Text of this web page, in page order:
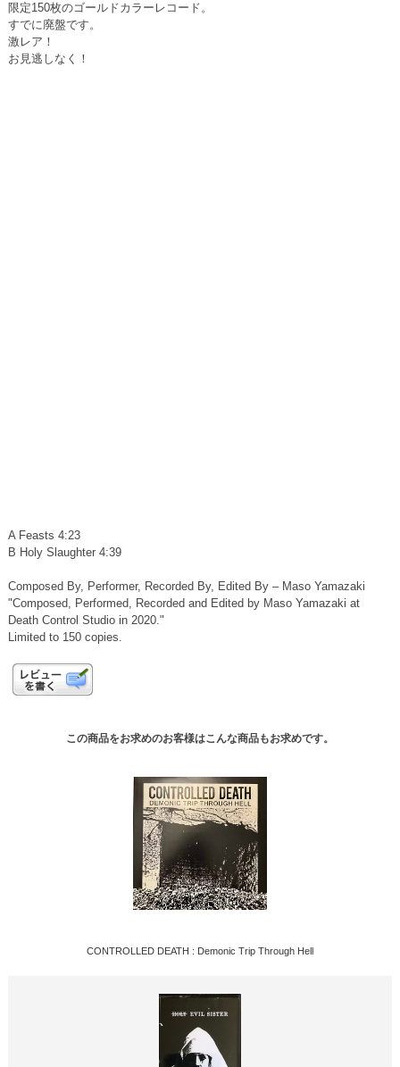
限定150枚のゴールドカラーレコード。
すでに廃盤です。
激レア！
お見逃しなく！
A Feasts 4:23
B Holy Slaughter 4:39
Composed By, Performer, Recorded By, Edited By – Maso Yamazaki
"Composed, Performed, Recorded and Edited by Maso Yamazaki at
Death Control Studio in 2020."
Limited to 150 copies.
この商品をお求めのお客様はこんな商品もお求めです。
CONTROLLED DEATH : Demonic Trip Through Hell